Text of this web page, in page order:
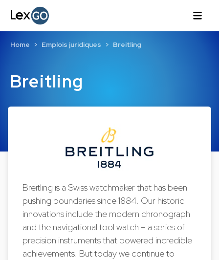
Breitling
Home Emplois juridiques Breitling
Breitling is a Swiss watchmaker that has been
pushing boundaries since 1884. Our historic
innovations include the modern chronograph
and the navigational tool watch – a series of
precision instruments that powered incredible
achievements. But today we continue to